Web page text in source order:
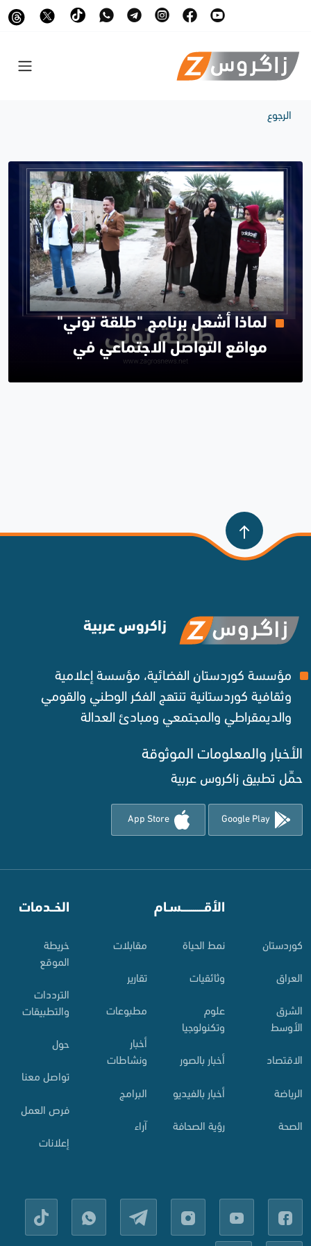
الرجوع
لماذا أشعل برنامج "طلقة توني"
مواقع التواصل الاجتماعي في
زاكروس عربية
مؤسسة كوردستان الفضائية، مؤسسة إعلامية
وثقافية كوردستانية تنتهج الفكر الوطني والقومي
والديمقراطي والمجتمعي ومبادئ العدالة ‌
الأخبار والمعلومات الموثوقة‌
حمِّل تطبيق زاكروس عربية
Google Play
App Store
کوردستان
العراق
الشرق
الأوسط
الاقتصاد
الرياضة
الصحة
الأقـــــــــــسـام
نمط الحياة
وثائقيات
علوم
وتكنولوجيا
أخبار بالصور
أخبار بالفيديو
رؤية الصحافة
مقابلات
تقارير
مطبوعات
أخبار
ونشاطات
البرامج
آراء
الخــدمات
خريطة
الموقع
الترددات
والتطبيقات
حول
تواصل معنا
فرص العمل
إعلانات